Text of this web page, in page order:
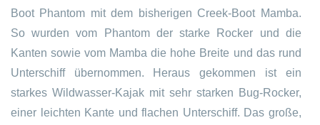
Boot Phantom mit dem bisherigen Creek-Boot Mamba.
So wurden vom Phantom der starke Rocker und die
Kanten sowie vom Mamba die hohe Breite und das rund
Unterschiff übernommen. Heraus gekommen ist ein
starkes Wildwasser-Kajak mit sehr starken Bug-Rocker,
einer leichten Kante und flachen Unterschiff. Das große,